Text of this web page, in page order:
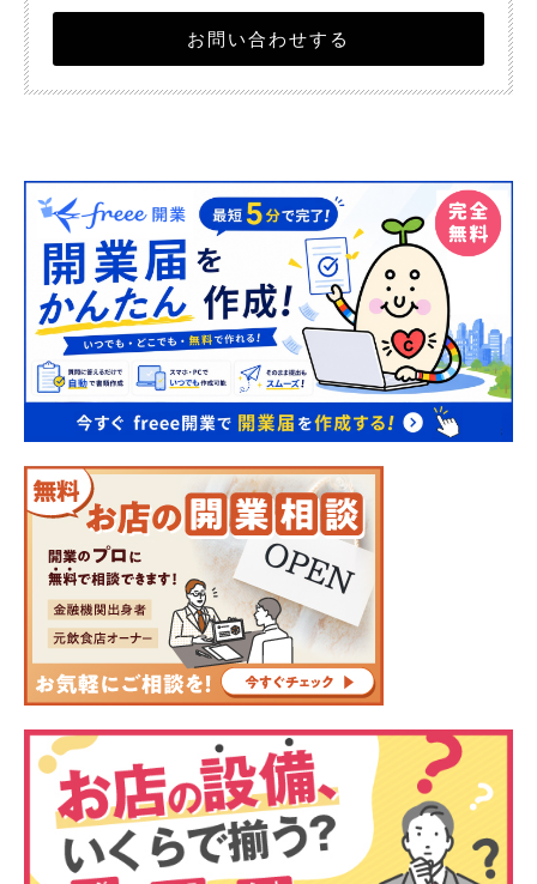
お問い合わせする